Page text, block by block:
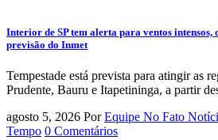
Interior de SP tem alerta para ventos intensos,
previsão do Inmet
Tempestade está prevista para atingir as
Prudente, Bauru e Itapetininga, a partir
agosto 5, 2026 Por Equipe No Fato
Tempo 0 Comentários